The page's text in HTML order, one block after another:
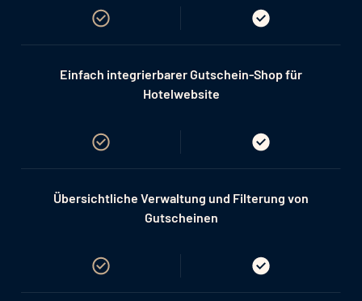
Einfach integrierbarer Gutschein-Shop für
Hotelwebsite
Übersichtliche Verwaltung und Filterung von
Gutscheinen